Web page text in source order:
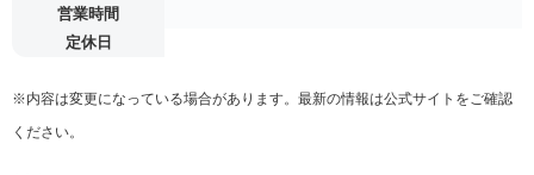
営業時間
定休日
※内容は変更になっている場合があります。最新の情報は公式サイトをご確認
ください。